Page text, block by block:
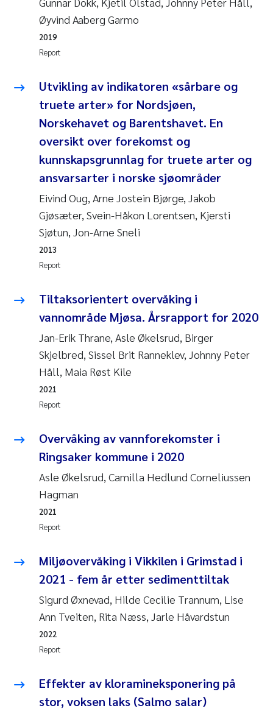
2011
2010
2009
2007
2006
Kari Austnes
Laura Friedrich
Joanna Lynn Kemp
Elizaveta Protsenko
Eli Rinde
Benoit Olivier Demars
Nicholas Roden
Stephanie Delacroix
Maia Røst Kile
Birger Skjelbred
Janne Kim Gitmark
Inga Fløisand
Li Xie
Maria Thérése Hultman
Ana Margarida Pinto Costa
Valentina Elena Tartiu
Tânia Cristina Gomes
Sondre Meland
Thorjørn Larssen
Øyvind Aaberg Garmo
Report
2019
Utvikling av indikatoren «sårbare og
truete arter» for Nordsjøen,
Norskehavet og Barentshavet. En
oversikt over forekomst og
kunnskapsgrunnlag for truete arter og
ansvarsarter i norske sjøområder
Eivind Oug, Arne Jostein Bjørge, Jakob
Gjøsæter, Svein-Håkon Lorentsen, Kjersti
Sjøtun, Jon-Arne Sneli
Report
2013
Tiltaksorientert overvåking i
vannområde Mjøsa. Årsrapport for 2020
Jan-Erik Thrane, Asle Økelsrud, Birger
Skjelbred, Sissel Brit Ranneklev, Johnny Peter
Håll, Maia Røst Kile
Report
2021
Overvåking av vannforekomster i
Ringsaker kommune i 2020
Asle Økelsrud, Camilla Hedlund Corneliussen
Hagman
Report
2021
Miljøovervåking i Vikkilen i Grimstad i
2021 - fem år etter sedimenttiltak
Sigurd Øxnevad, Hilde Cecilie Trannum, Lise
Ann Tveiten, Rita Næss, Jarle Håvardstun
Report
2022
Effekter av kloramineksponering på
stor, voksen laks (Salmo salar)